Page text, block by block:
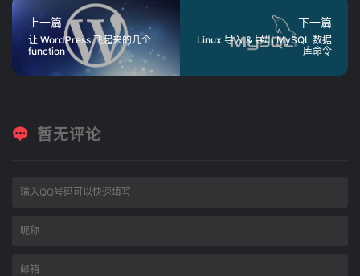
上一篇
让 WordPress 飞起来的几个
function
下一篇
Linux 导入 & 导出 MySQL 数据
库命令
暂无评论